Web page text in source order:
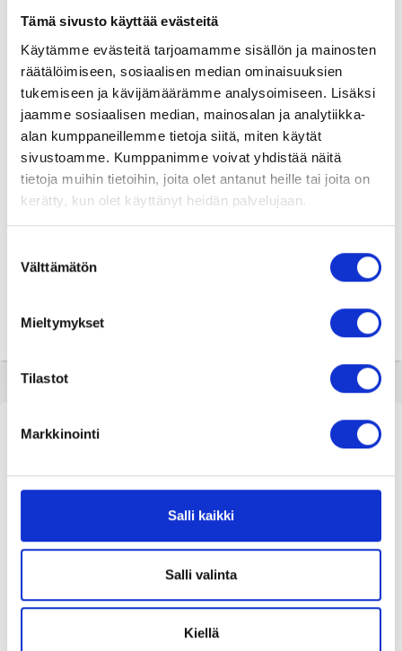
Tämä sivusto käyttää evästeitä
Käytämme evästeitä tarjoamamme sisällön ja mainosten
räätälöimiseen, sosiaalisen median ominaisuuksien
tukemiseen ja kävijämäärämme analysoimiseen. Lisäksi
jaamme sosiaalisen median, mainosalan ja analytiikka-
alan kumppaneillemme tietoja siitä, miten käytät
sivustoamme. Kumppanimme voivat yhdistää näitä
tietoja muihin tietoihin, joita olet antanut heille tai joita on
kerätty, kun olet käyttänyt heidän palvelujaan.
valinta
Välttämätön
Mieltymykset
Tilastot
Markkinointi
Salli kaikki
Salli valinta
Kiellä
Tarot ja kartat
Kaikki Tajunnanvirta palvelut
Tajunnanvirta Numerologi
Suomalaiset etunimet
Tietäjän
HENKILÖPROFIILI
Tietoisuustaidot ovat
Mitä kristallit tekevät? Mitä
kristalleilla tehdään?